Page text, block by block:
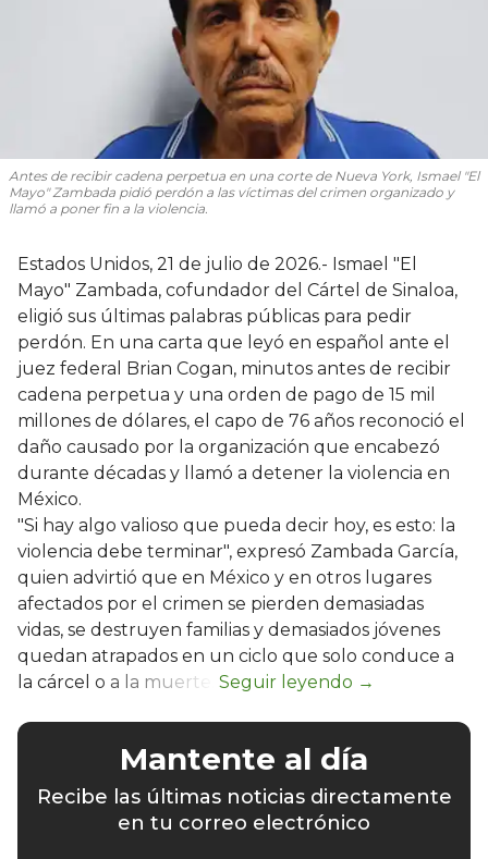
Antes de recibir cadena perpetua en una corte de Nueva York, Ismael "El
Mayo" Zambada pidió perdón a las víctimas del crimen organizado y
llamó a poner fin a la violencia.
Estados Unidos, 21 de julio de 2026.- Ismael "El
Mayo" Zambada, cofundador del Cártel de Sinaloa,
eligió sus últimas palabras públicas para pedir
perdón. En una carta que leyó en español ante el
juez federal Brian Cogan, minutos antes de recibir
cadena perpetua y una orden de pago de 15 mil
millones de dólares, el capo de 76 años reconoció el
daño causado por la organización que encabezó
durante décadas y llamó a detener la violencia en
México.
"Si hay algo valioso que pueda decir hoy, es esto: la
violencia debe terminar", expresó Zambada García,
quien advirtió que en México y en otros lugares
afectados por el crimen se pierden demasiadas
vidas, se destruyen familias y demasiados jóvenes
quedan atrapados en un ciclo que solo conduce a
la cárcel o a la muerte.
Mantente al día
Recibe las últimas noticias directamente
en tu correo electrónico